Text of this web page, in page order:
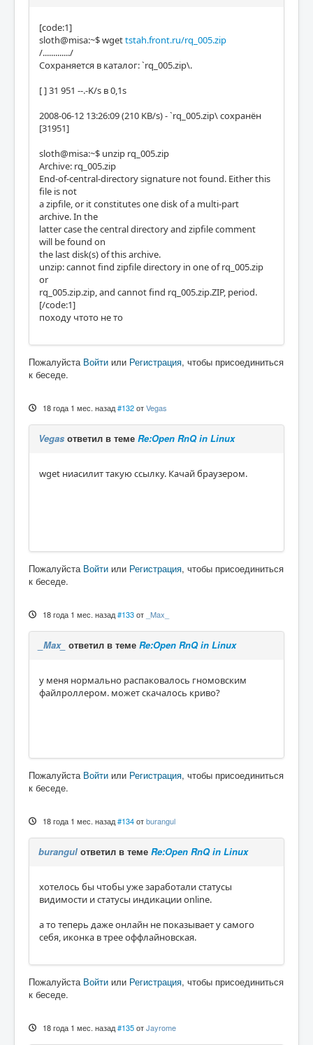
[code:1]
sloth@misa:~$ wgettstah.front.ru/rq_005.zip
/............./
Сохраняется в каталог: `rq_005.zip\.
[ ] 31 951 --.-K/s в 0,1s
2008-06-12 13:26:09 (210 KB/s) - `rq_005.zip\ сохранён
[31951]
sloth@misa:~$ unzip rq_005.zip
Archive: rq_005.zip
End-of-central-directory signature not found. Either this
file is not
a zipfile, or it constitutes one disk of a multi-part
archive. In the
latter case the central directory and zipfile comment
will be found on
the last disk(s) of this archive.
unzip: cannot find zipfile directory in one of rq_005.zip
or
rq_005.zip.zip, and cannot find rq_005.zip.ZIP, period.
[/code:1]
походу чтото не то
Пожалуйста Войти или Регистрация, чтобы присоединиться
к беседе.
18 года 1 мес. назад #132 отVegas
Vegas ответил в теме Re:Open RnQ in Linux
wget ниасилит такую ссылку. Качай браузером.
Пожалуйста Войти или Регистрация, чтобы присоединиться
к беседе.
18 года 1 мес. назад #133 от _Max_
_Max_ ответил в теме Re:Open RnQ in Linux
у меня нормально распаковалось гномовским
файлроллером. может скачалось криво?
Пожалуйста Войти или Регистрация, чтобы присоединиться
к беседе.
18 года 1 мес. назад #134 отburangul
burangul ответил в теме Re:Open RnQ in Linux
хотелось бы чтобы уже заработали статусы
видимости и статусы индикации online.
а то теперь даже онлайн не показывает у самого
себя, иконка в трее оффлайновская.
Пожалуйста Войти или Регистрация, чтобы присоединиться
к беседе.
18 года 1 мес. назад #135 отJayrome